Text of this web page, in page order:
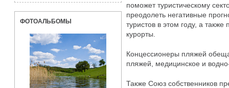
ФОТОАЛЬБОМЫ
поможет туристическому
преодолеть негативные
туристов в этом году, а
курорты.
Концессионеры пляжей
пляжей, медицинское и
Также Союз собственников